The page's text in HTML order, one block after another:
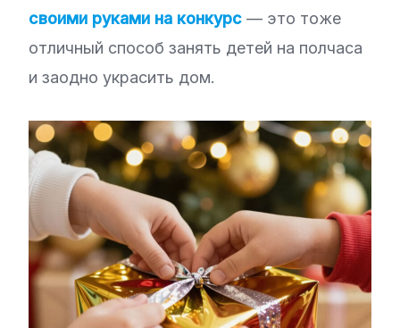
своими руками на конкурс — это тоже
отличный способ занять детей на полчаса
и заодно украсить дом.